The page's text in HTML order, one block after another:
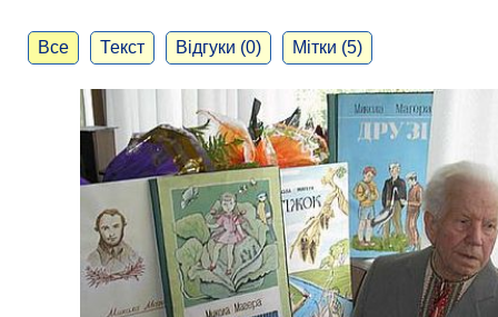
Все Текст Відгуки (0) Мітки (5)